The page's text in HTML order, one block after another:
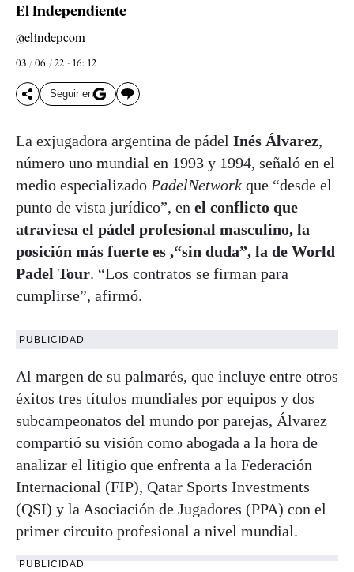
El Independiente
@elindepcom
03 / 06 / 22 - 16: 12
Seguir en
La exjugadora argentina de pádel Inés Álvarez,
número uno mundial en 1993 y 1994, señaló en el
medio especializado PadelNetwork que “desde el
punto de vista jurídico”, en el conflicto que
atraviesa el pádel profesional masculino, la
posición más fuerte es ,“sin duda”, la de World
Padel Tour. “Los contratos se firman para
cumplirse”, afirmó.
PUBLICIDAD
Al margen de su palmarés, que incluye entre otros
éxitos tres títulos mundiales por equipos y dos
subcampeonatos del mundo por parejas, Álvarez
compartió su visión como abogada a la hora de
analizar el litigio que enfrenta a la Federación
Internacional (FIP), Qatar Sports Investments
(QSI) y la Asociación de Jugadores (PPA) con el
primer circuito profesional a nivel mundial.
PUBLICIDAD